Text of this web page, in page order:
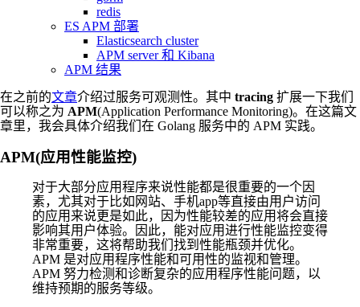
redis
ES APM 部署
Elasticsearch cluster
APM server 和 Kibana
APM 结果
在之前的文章介绍过服务可观测性。其中 tracing 扩展一下我们
可以称之为 APM(Application Performance Monitoring)。在这篇文
章里，我会具体介绍我们在 Golang 服务中的 APM 实践。
APM(应用性能监控)
对于大部分应用程序来说性能都是很重要的一个因
素，尤其对于比如网站、手机app等直接由用户访问
的应用来说更是如此，因为性能较差的应用将会直接
影响其用户体验。因此，能对应用进行性能监控变得
非常重要，这将帮助我们找到性能瓶颈并优化。
APM 是对应用程序性能和可用性的监视和管理。
APM 努力检测和诊断复杂的应用程序性能问题，以
维持预期的服务等级。